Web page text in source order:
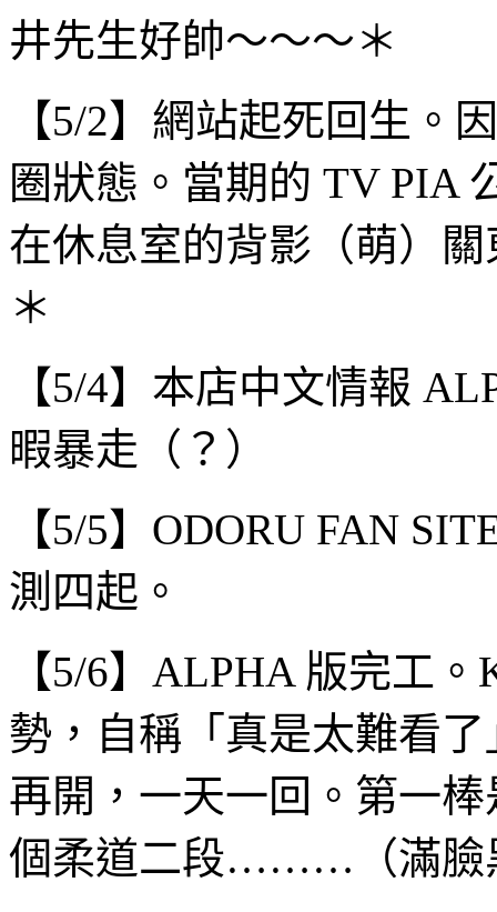
井先生好帥～～～＊
【5/2】網站起死回生。
圈狀態。當期的 TV PIA
在休息室的背影（萌）
＊
【5/4】本店中文情報
暇暴走（？）
【5/5】ODORU FAN
測四起。
【5/6】ALPHA 版完工
勢，自稱「真是太難看
再開，一天一回。第一
個柔道二段………（滿臉